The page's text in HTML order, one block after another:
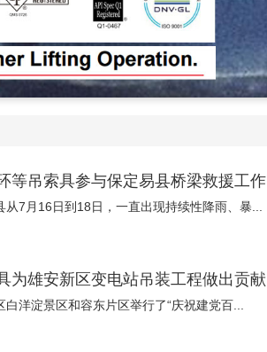
等吊索具参与保定易县桥梁救援工作
从7月16日到18日，一直出现持续性降雨、暴...
为雄安新区变电站吊装工程做出贡献
白洋淀景区和容东片区举行了“庆祝建党百...